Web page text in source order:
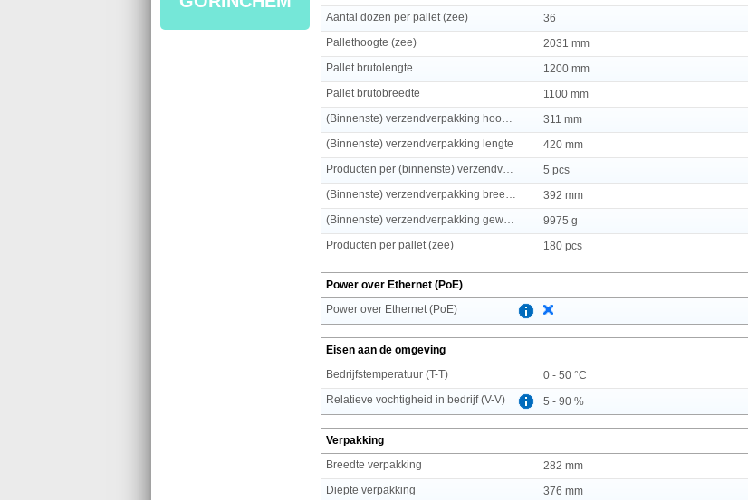
Aantal dozen per pallet (zee)
36
Pallethoogte (zee)
2031 mm
Pallet brutolengte
1200 mm
Pallet brutobreedte
1100 mm
311 mm
(Binnenste) verzendverpakking lengte
420 mm
5 pcs
392 mm
9975 g
Producten per pallet (zee)
180 pcs
Power over Ethernet (PoE)
Power over Ethernet (PoE)
Eisen aan de omgeving
Bedrijfstemperatuur (T-T)
0 - 50 °C
Relatieve vochtigheid in bedrijf (V-V)
5 - 90 %
Verpakking
Breedte verpakking
282 mm
Diepte verpakking
376 mm